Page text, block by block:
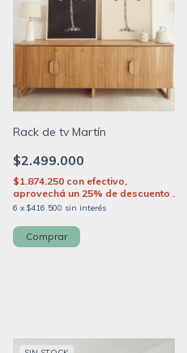
Rack de tv Martín
$2.499.000
6 x $416.500 sin interés
$1.874.250 con efectivo,
aprovechá un 25% de descuento .